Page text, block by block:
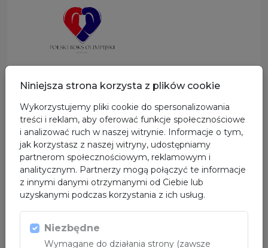
SPONSOR GŁÓWNY
Niniejsza strona korzysta z plików cookie
Wykorzystujemy pliki cookie do spersonalizowania
treści i reklam, aby oferować funkcje społecznościowe
i analizować ruch w naszej witrynie. Informacje o tym,
jak korzystasz z naszej witryny, udostępniamy
partnerom społecznościowym, reklamowym i
analitycznym. Partnerzy mogą połączyć te informacje
z innymi danymi otrzymanymi od Ciebie lub
uzyskanymi podczas korzystania z ich usług.
Niezbędne
Wymagane do działania strony (zawsze